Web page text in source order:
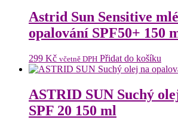
Astrid Sun Sensitive
opalování SPF50+ 150
299 Kč včetně DPH Přidat do košíku
ASTRID SUN Suchý
SPF 20 150 ml